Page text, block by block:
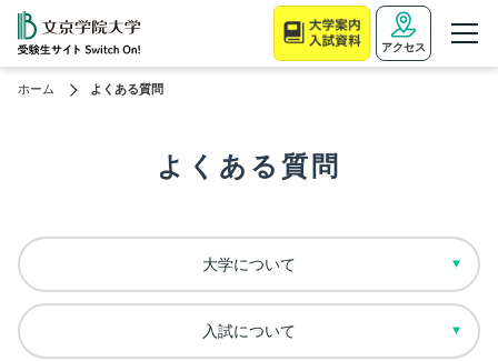
アクセス
ホーム よくある質問
よくある質問
大学について
入試について